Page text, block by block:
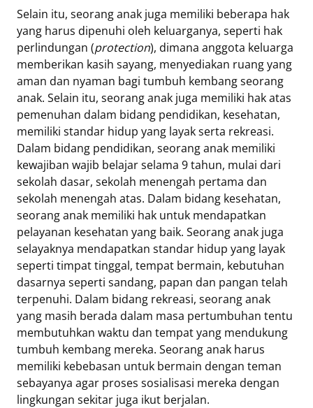
Selain itu, seorang anak juga memiliki beberapa hak
yang harus dipenuhi oleh keluarganya, seperti hak
perlindungan (protection), dimana anggota keluarga
memberikan kasih sayang, menyediakan ruang yang
aman dan nyaman bagi tumbuh kembang seorang
anak. Selain itu, seorang anak juga memiliki hak atas
pemenuhan dalam bidang pendidikan, kesehatan,
memiliki standar hidup yang layak serta rekreasi.
Dalam bidang pendidikan, seorang anak memiliki
kewajiban wajib belajar selama 9 tahun, mulai dari
sekolah dasar, sekolah menengah pertama dan
sekolah menengah atas. Dalam bidang kesehatan,
seorang anak memiliki hak untuk mendapatkan
pelayanan kesehatan yang baik. Seorang anak juga
selayaknya mendapatkan standar hidup yang layak
seperti timpat tinggal, tempat bermain, kebutuhan
dasarnya seperti sandang, papan dan pangan telah
terpenuhi. Dalam bidang rekreasi, seorang anak
yang masih berada dalam masa pertumbuhan tentu
membutuhkan waktu dan tempat yang mendukung
tumbuh kembang mereka. Seorang anak harus
memiliki kebebasan untuk bermain dengan teman
sebayanya agar proses sosialisasi mereka dengan
lingkungan sekitar juga ikut berjalan.
Retizen